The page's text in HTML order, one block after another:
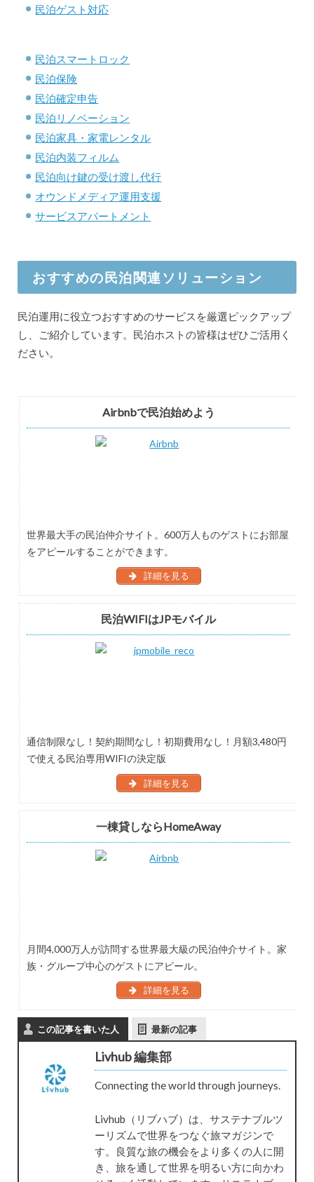
民泊ゲスト対応
民泊スマートロック
民泊保険
民泊確定申告
民泊リノベーション
民泊家具・家電レンタル
民泊内装フィルム
民泊向け鍵の受け渡し代行
オウンドメディア運用支援
サービスアパートメント
おすすめの民泊関連ソリューション
民泊運用に役立つおすすめのサービスを厳選ピックアップ
し、ご紹介しています。民泊ホストの皆様はぜひご活用く
ださい。
Airbnbで民泊始めよう
世界最大手の民泊仲介サイト。600万人ものゲストにお部屋
をアピールすることができます。
詳細を見る
民泊WIFIはJPモバイル
通信制限なし！契約期間なし！初期費用なし！月額3,480円
で使える民泊専用WIFIの決定版
詳細を見る
一棟貸しならHomeAway
月間4,000万人が訪問する世界最大級の民泊仲介サイト。家
族・グループ中心のゲストにアピール。
詳細を見る
この記事を書いた人 最新の記事
Livhub 編集部
Connecting the world through journeys.
Livhub（リブハブ）は、サステナブルツ
ーリズムで世界をつなぐ旅マガジンで
す。良質な旅の機会をより多くの人に開
き、旅を通して世界を明るい方に向かわ